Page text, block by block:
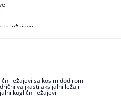
ležajeve
ležajevi sa kosim dodirom
valjkasti aksijalni ležaji
kuglični ležajevi